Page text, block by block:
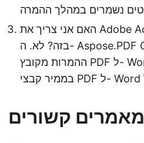
האם אני צריך את Adobe Acrobat כדי להשתמש
בזה? לא. ה- Aspose.PDF Cloud API מבצע את כל
ההמרות מקובץ PDF ל- Word בענן — אין צורך
מאמרים קשורים